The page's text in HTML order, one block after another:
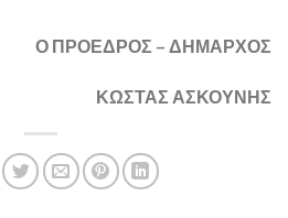
Ο ΠΡΟΕΔΡΟΣ – ΔΗΜΑΡΧΟΣ
ΚΩΣΤΑΣ ΑΣΚΟΥΝΗΣ